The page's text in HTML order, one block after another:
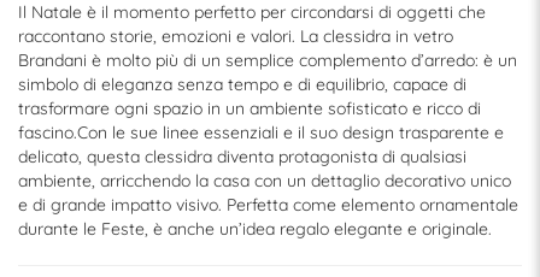
Il Natale è il momento perfetto per circondarsi di oggetti che
raccontano storie, emozioni e valori. La clessidra in vetro
Brandani è molto più di un semplice complemento d’arredo: è un
simbolo di eleganza senza tempo e di equilibrio, capace di
trasformare ogni spazio in un ambiente sofisticato e ricco di
fascino.Con le sue linee essenziali e il suo design trasparente e
delicato, questa clessidra diventa protagonista di qualsiasi
ambiente, arricchendo la casa con un dettaglio decorativo unico
e di grande impatto visivo. Perfetta come elemento ornamentale
durante le Feste, è anche un’idea regalo elegante e originale.